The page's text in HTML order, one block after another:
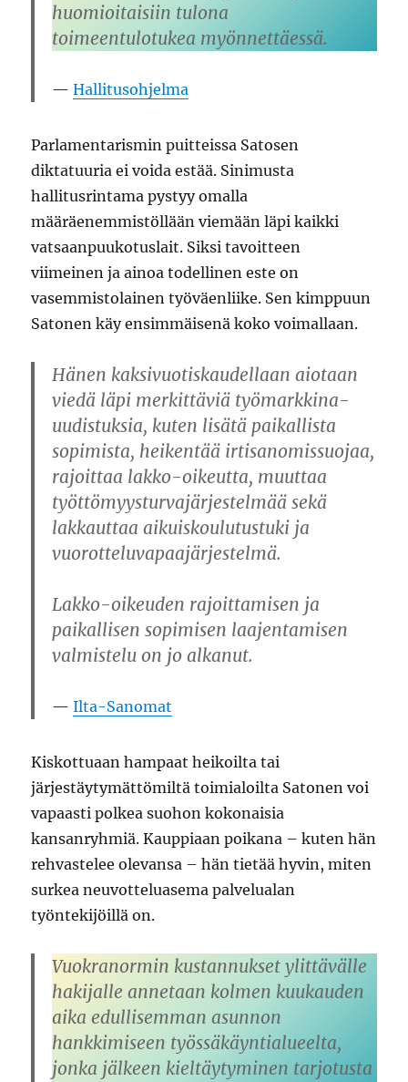
huomioitaisiin tulona
toimeentulotukea myönnettäessä.
Hallitusohjelma
Parlamentarismin puitteissa Satosen
diktatuuria ei voida estää. Sinimusta
hallitusrintama pystyy omalla
määräenemmistöllään viemään läpi kaikki
vatsaanpuukotuslait. Siksi tavoitteen
viimeinen ja ainoa todellinen este on
vasemmistolainen työväenliike. Sen kimppuun
Satonen käy ensimmäisenä koko voimallaan.
Hänen kaksivuotiskaudellaan aiotaan
viedä läpi merkittäviä työmarkkina­
uudistuksia, kuten lisätä paikallista
sopimista, heikentää irtisanomis­suojaa,
rajoittaa lakko-oikeutta, muuttaa
työttömyys­turva­järjestelmää sekä
lakkauttaa aikuiskoulutus­tuki ja
vuorottelu­vapaa­järjestelmä.
Lakko-oikeuden rajoittamisen ja
paikallisen sopimisen laajentamisen
valmistelu on jo alkanut.
Ilta-Sanomat
Kiskottuaan hampaat heikoilta tai
järjestäytymättömiltä toimialoilta Satonen voi
vapaasti polkea suohon kokonaisia
kansanryhmiä. Kauppiaan poikana – kuten hän
rehvastelee olevansa – hän tietää hyvin, miten
surkea neuvotteluasema palvelualan
työntekijöillä on.
Vuokranormin kustannukset ylittävälle
hakijalle annetaan kolmen kuukauden
aika edullisemman asunnon
hankkimiseen työssäkäyntialueelta,
jonka jälkeen kieltäytyminen tarjotusta